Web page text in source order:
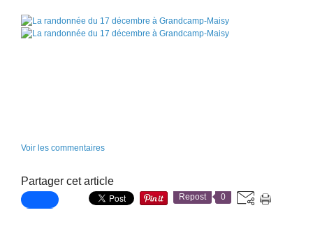
Voir les commentaires
Partager cet article
Repost 0